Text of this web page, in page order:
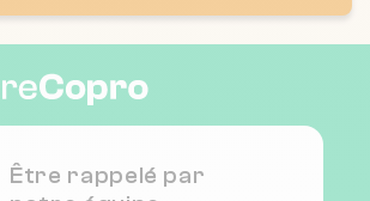
republique 47000 Agen
Être rappelé par